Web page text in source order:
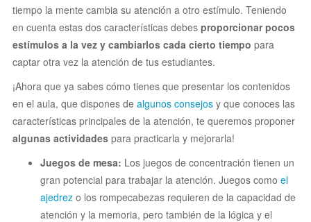
tiempo la mente cambia su atención a otro estímulo. Teniendo
en cuenta estas dos características debes proporcionar pocos
estímulos a la vez y cambiarlos cada cierto tiempo para
captar otra vez la atención de tus estudiantes.
¡Ahora que ya sabes cómo tienes que presentar los contenidos
en el aula, que dispones de algunos consejos y que conoces las
características principales de la atención, te queremos proponer
algunas actividades para practicarla y mejorarla!
Juegos de mesa: Los juegos de concentración tienen un
gran potencial para trabajar la atención. Juegos como el
ajedrez o los rompecabezas requieren de la capacidad de
atención y la memoria, pero también de la lógica y el